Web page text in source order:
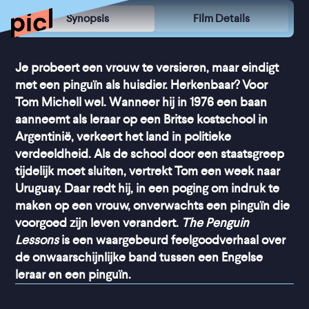
Synopsis Film Details
Je probeert een vrouw te versieren, maar eindigt
met een pinguïn als huisdier. Herkenbaar? Voor
Tom Michell wel. Wanneer hij in 1976 een baan
aanneemt als leraar op een Britse kostschool in
Argentinië, verkeert het land in politieke
verdeeldheid. Als de school door een staatsgreep
tijdelijk moet sluiten, vertrekt Tom een week naar
Uruguay. Daar redt hij, in een poging om indruk te
maken op een vrouw, onverwachts een pinguïn die
voorgoed zijn leven verandert. The Penguin
Lessonsis een waargebeurd feelgoodverhaal over
de onwaarschijnlijke band tussen een Engelse
leraar en een pinguïn.